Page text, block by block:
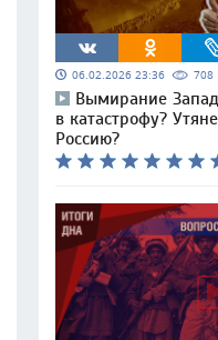
06.02.2026 23:36 708
Вымирание
в катастрофу?
Россию?